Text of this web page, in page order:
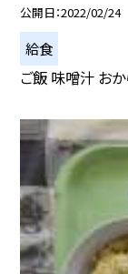
公開日 2022/02/24
給食
ご飯 味噌汁 お